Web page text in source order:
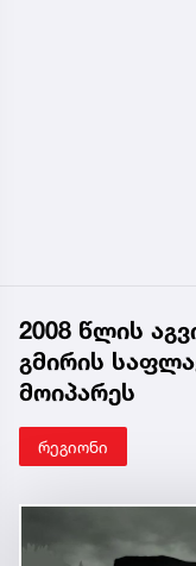
2008 წლის
გმირის
მოიპარეს
რეგიონი